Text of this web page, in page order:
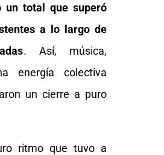
un total que superó
a lo largo de
. Así, música,
energía colectiva
un cierre a puro
ritmo que tuvo a